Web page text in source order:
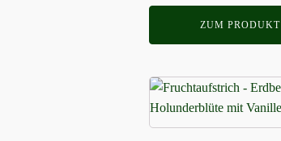
ZUM PRODUKT
werden
Dieses
Produkt
weist